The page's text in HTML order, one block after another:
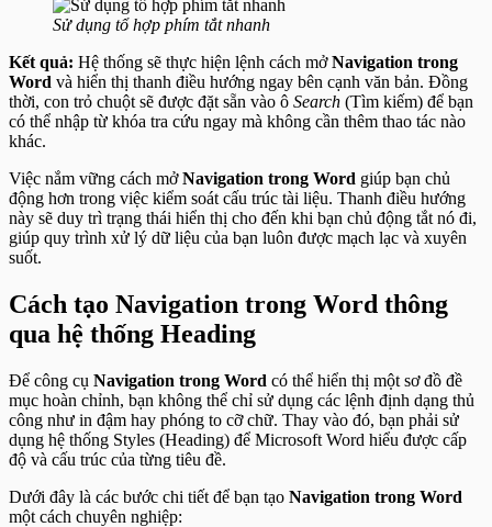
Sử dụng tổ hợp phím tắt nhanh
Kết quả: Hệ thống sẽ thực hiện lệnh cách mởNavigation trong
Word và hiển thị thanh điều hướng ngay bên cạnh văn bản. Đồng
thời, con trỏ chuột sẽ được đặt sẵn vào ô Search (Tìm kiếm) để bạn
có thể nhập từ khóa tra cứu ngay mà không cần thêm thao tác nào
khác.
Việc nắm vững cách mởNavigation trong Word giúp bạn chủ
động hơn trong việc kiểm soát cấu trúc tài liệu. Thanh điều hướng
này sẽ duy trì trạng thái hiển thị cho đến khi bạn chủ động tắt nó đi,
giúp quy trình xử lý dữ liệu của bạn luôn được mạch lạc và xuyên
suốt.
Cách tạo Navigation trong Word thông
qua hệ thống Heading
Để công cụ Navigation trong Word có thể hiển thị một sơ đồ đề
mục hoàn chỉnh, bạn không thể chỉ sử dụng các lệnh định dạng thủ
công như in đậm hay phóng to cỡ chữ. Thay vào đó, bạn phải sử
dụng hệ thống Styles (Heading) để Microsoft Word hiểu được cấp
độ và cấu trúc của từng tiêu đề.
Dưới đây là các bước chi tiết để bạn tạo Navigation trong Word
một cách chuyên nghiệp: